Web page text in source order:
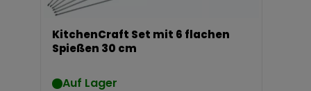
KitchenCraft Set mit 6 flachen
Spießen 30 cm
Auf Lager